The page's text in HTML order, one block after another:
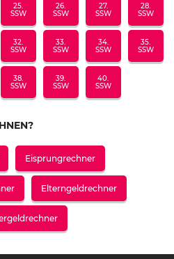
25.
SSW
26.
SSW
27.
SSW
28.
SSW
32.
SSW
33.
SSW
34.
SSW
35.
SSW
38.
SSW
39.
SSW
40.
SSW
Eisprungrechner
Elterngeldrechner